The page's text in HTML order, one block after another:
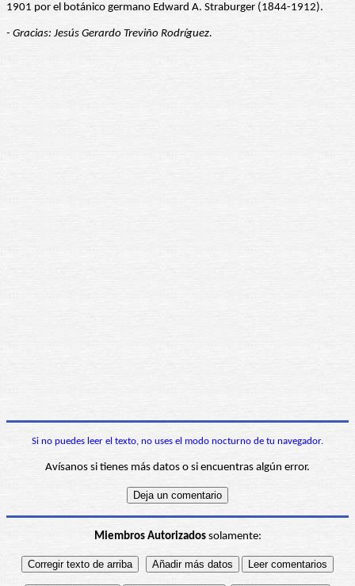
1901 por el botánico germano Edward A. Straburger (1844-1912).
- Gracias: Jesús Gerardo Treviño Rodríguez.
Si no puedes leer el texto, no uses el modo nocturno de tu navegador.
Avísanos si tienes más datos o si encuentras algún error.
Miembros Autorizadossolamente: